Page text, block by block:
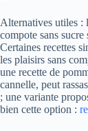
Alternatives utiles :
compote sans
Certaines recettes
les plaisirs sans
une recette de
cannelle, peut
; une variante
bien cette option :